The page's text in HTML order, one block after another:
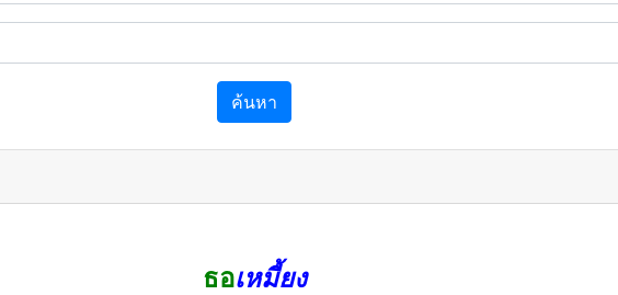
ค้นหา
ธอเหมี้ยง